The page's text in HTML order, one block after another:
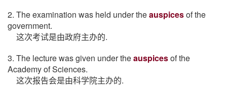
2. The examination was held under theauspicesof the
government.
这次考试是由政府主办的.
3. The lecture was given under theauspicesof the
Academy of Sciences.
这次报告会是由科学院主办的.